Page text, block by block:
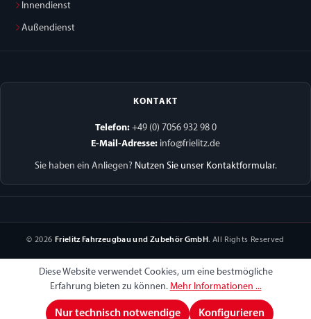
Innendienst
Außendienst
KONTAKT
Telefon:+49 (0) 7056 932 98 0
E-Mail-Adresse: info@frielitz.de
Sie haben ein Anliegen? Nutzen Sie unser Kontaktformular.
© 2026 Frielitz Fahrzeugbau und Zubehör GmbH. All Rights Reserved
Diese Website verwendet Cookies, um eine bestmögliche
Erfahrung bieten zu können. Mehr Informationen ...
Nur technisch notwendige Konfigurieren